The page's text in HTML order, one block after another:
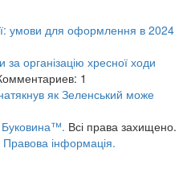
умови для оформлення в 2024
організацію хресної ходи
1
як Зеленський може
Всі права захищено.
Правова інформація.